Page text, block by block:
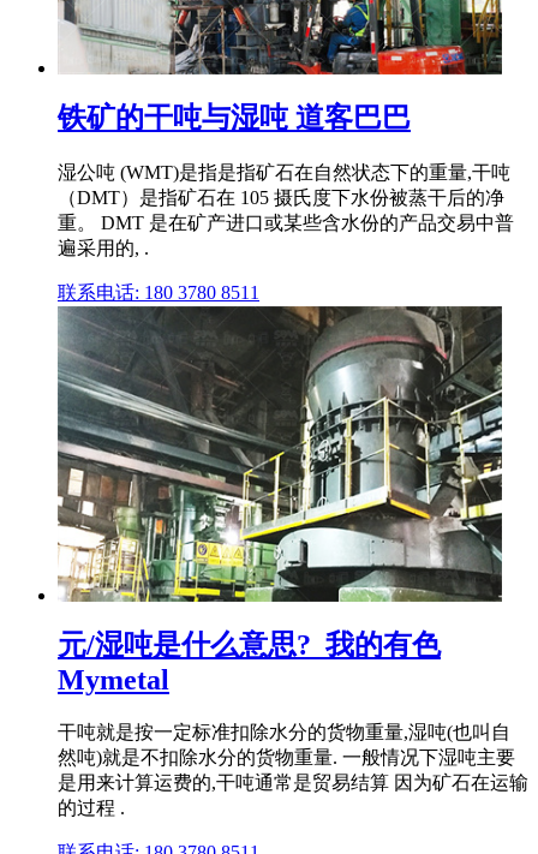
铁矿的干吨与湿吨 道客巴巴
湿公吨 (WMT)是指是指矿石在自然状态下的重量,干吨
（DMT）是指矿石在 105 摄氏度下水份被蒸干后的净
重。 DMT 是在矿产进口或某些含水份的产品交易中普
遍采用的, .
联系电话: 180 3780 8511
元/湿吨是什么意思?_我的有色
Mymetal
干吨就是按一定标准扣除水分的货物重量,湿吨(也叫自
然吨)就是不扣除水分的货物重量. 一般情况下湿吨主要
是用来计算运费的,干吨通常是贸易结算 因为矿石在运输
的过程 .